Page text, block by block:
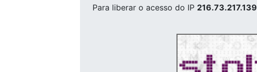
Para liberar o acesso do IP 216.73.217.139